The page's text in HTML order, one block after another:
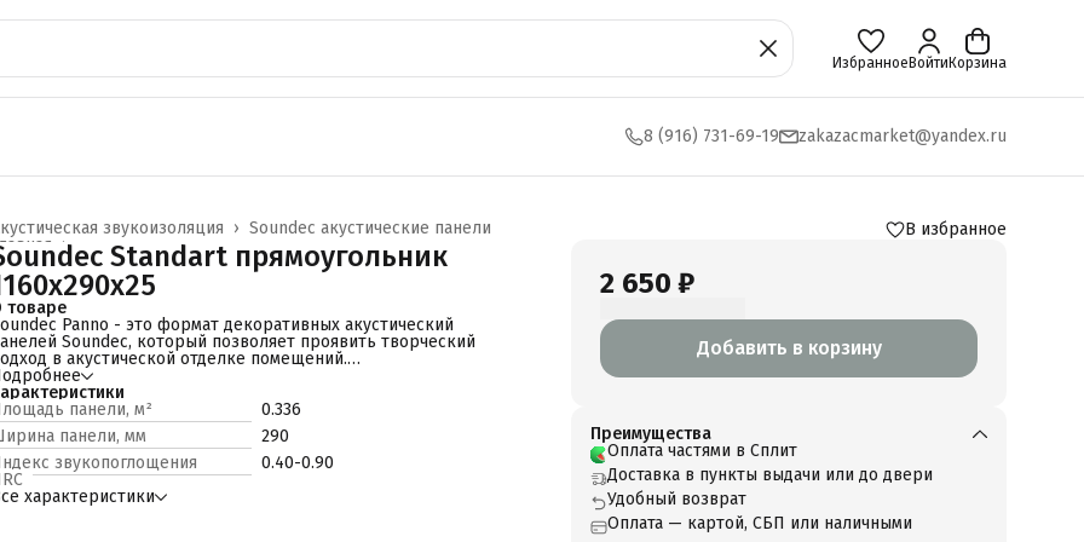
Избранное Войти Корзина
8 (916) 731-69-19 zakazacmarket@yandex.ru
Soundec акустические панели
звукоизоляция ›
›
Standart прямоугольник
товаре
Panno - это формат декоративных акустический
Soundec, который позволяет проявить творческий
в акустической отделке помещений.
Panno состоит из элементов разной геометрической
(треугольник, прямоугольник, квадрат, гексагон),
для составления орнаментальных композиций
стеновых панно. Возможно изготовление отдельных элементов
индивидуальным размерам и окрашивание в выбранные
цвета.
из панелей Soundec сочетают декоративную и
функцию - служат для улучшения акустики и
одновременно украшают интерьер.
панели, м²
0.336
панели, мм
290
звукопоглощения
0.40-0.90
характеристики
В избранное
2 650 ₽
Добавить в корзину
Преимущества
Оплата частями в Сплит
Доставка в пункты выдачи или до двери
Удобный возврат
Оплата — картой, СБП или наличными